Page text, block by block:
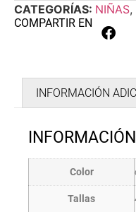
CATEGORÍAS: NIÑAS,
COMPARTIR EN
INFORMACIÓN
Color
Tallas